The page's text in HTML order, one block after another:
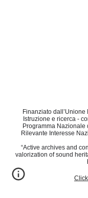
Finanziato
Istruzione e ricerca -
Programma Nazionale
Rilevante Interesse
“Active archives and
valorization of sound